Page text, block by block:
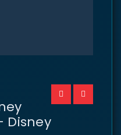
Disney